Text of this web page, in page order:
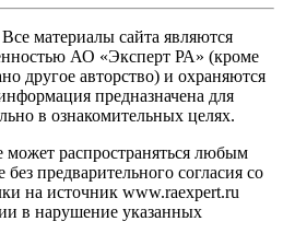
материалы сайта являются
АО «Эксперт РА» (кроме
другое авторство) и охраняются
предназначена для
в ознакомительных целях.
распространяться любым
предварительного согласия со
на источник www.raexpert.ru
в нарушение указанных